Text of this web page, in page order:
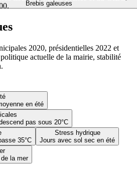
Brebis galeuses
en été
pas sous 20°C
35°C
Stress hydrique
Jours avec sol sec en été
la mer
2020, présidentielles 2022 et
actuelle de la mairie, stabilité